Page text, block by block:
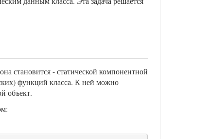
становится - статической компонентной
функций класса. К ней можно
объект.